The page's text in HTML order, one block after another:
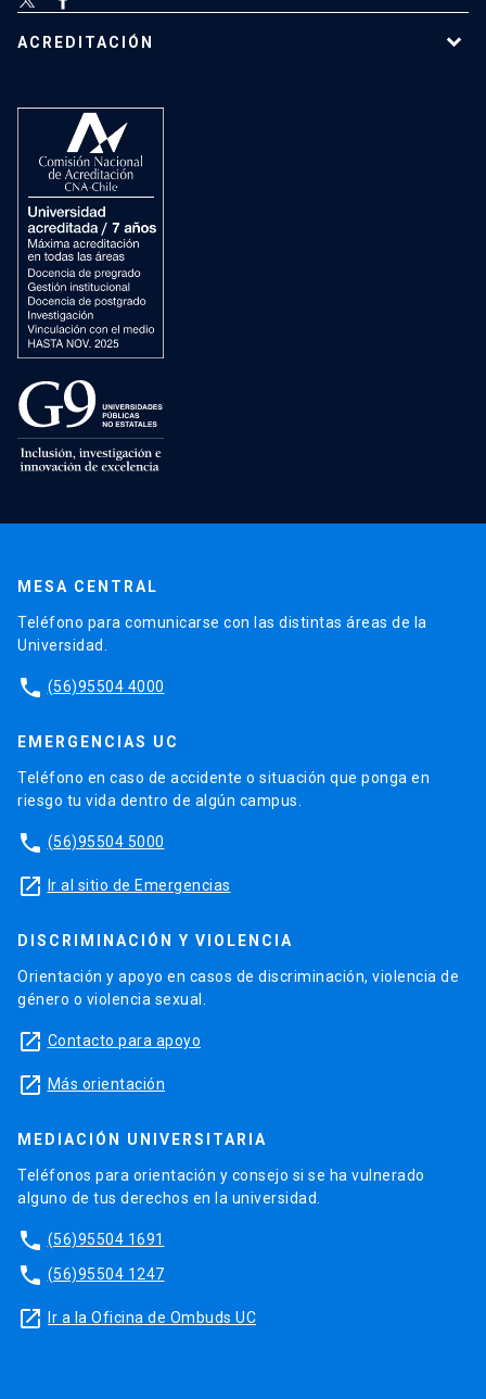
ACREDITACIÓN
MESA CENTRAL
Teléfono para comunicarse con las distintas áreas de la
Universidad.
phone (56)95504 4000
EMERGENCIAS UC
Teléfono en caso de accidente o situación que ponga en
riesgo tu vida dentro de algún campus.
phone (56)95504 5000
launch Ir al sitio de Emergencias
DISCRIMINACIÓN Y VIOLENCIA
Orientación y apoyo en casos de discriminación, violencia de
género o violencia sexual.
launch Contacto para apoyo
launch Más orientación
MEDIACIÓN UNIVERSITARIA
Teléfonos para orientación y consejo si se ha vulnerado
alguno de tus derechos en la universidad.
phone (56)95504 1691
phone (56)95504 1247
launch Ir a la Oficina de Ombuds UC